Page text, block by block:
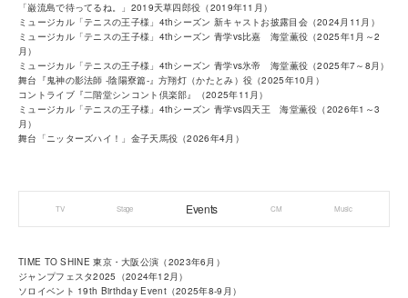
「巌流島で待ってるね。」2019天草四郎役（2019年11月）
ミュージカル「テニスの王子様」4thシーズン 新キャストお披露目会（2024月11月）
ミュージカル「テニスの王子様」4thシーズン 青学vs比嘉 海堂薫役（2025年1月～2
月）
ミュージカル「テニスの王子様」4thシーズン 青学vs氷帝 海堂薫役（2025年7～8月）
舞台『鬼神の影法師 -陰陽寮篇-』方翔灯（かたとみ）役（2025年10月）
コントライブ『二階堂シンコント倶楽部』（2025年11月）
ミュージカル「テニスの王子様」4thシーズン 青学vs四天王 海堂薫役（2026年1～3
月）
舞台「ニッターズハイ！」金子天馬役（2026年4月）
TV Stage Events CM Music
TIME TO SHINE 東京・大阪公演（2023年6月）
ジャンプフェスタ2025（2024年12月）
ソロイベント 19th Birthday Event（2025年8-9月）